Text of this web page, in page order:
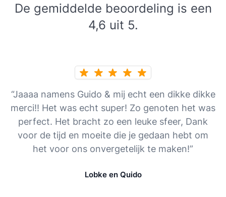
De gemiddelde beoordeling is een
4,6 uit 5.
“Jaaaa namens Guido & mij echt een dikke dikke
merci!! Het was echt super! Zo genoten het was
perfect. Het bracht zo een leuke sfeer, Dank
voor de tijd en moeite die je gedaan hebt om
het voor ons onvergetelijk te maken!”
Lobke en Quido